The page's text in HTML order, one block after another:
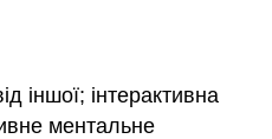
іншої; інтерактивна
ментальне